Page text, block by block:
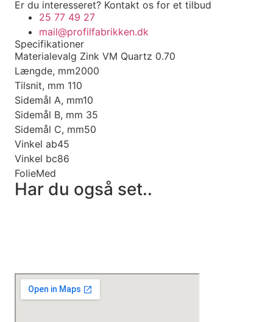
Er du interesseret? Kontakt os for et tilbud
25 77 49 27
mail@profilfabrikken.dk
Specifikationer
Materialevalg Zink VM Quartz 0.70
Længde, mm2000
Tilsnit, mm 110
Sidemål A, mm10
Sidemål B, mm 35
Sidemål C, mm50
Vinkel ab45
Vinkel bc86
FolieMed
Har du også set..